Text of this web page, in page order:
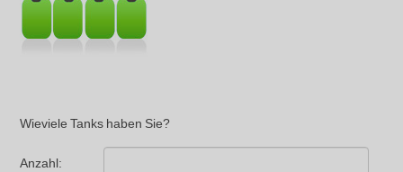
Wieviele Tanks haben Sie?
Anzahl: